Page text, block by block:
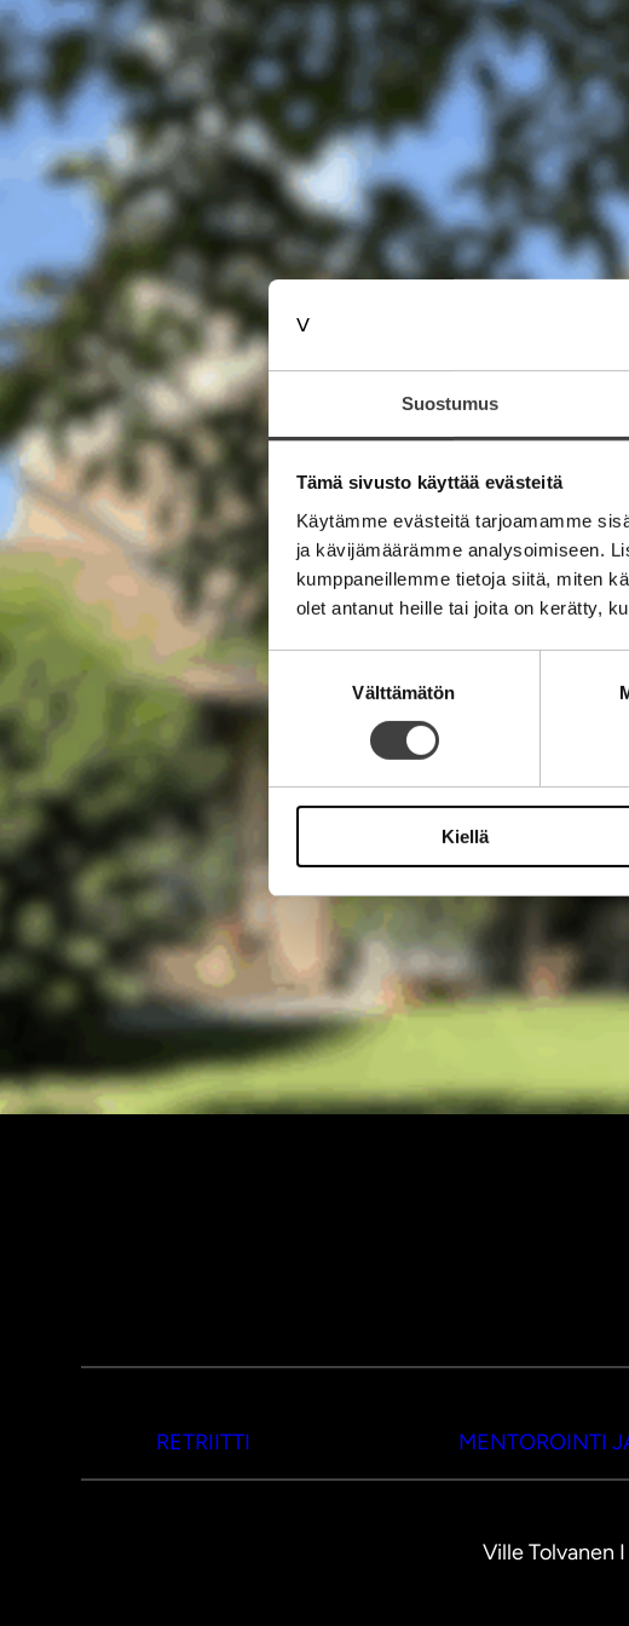
Suostumus
Tämä sivusto käyttää evästeitä
Käytämme evästeitä tarjoamamme
ja kävijämäärämme analysoimiseen.
kumppaneillemme tietoja siitä, miten
olet antanut heille tai joita on kerätty,
valinta
Välttämätön
Kiellä
RETRIITTI MENTOROINTI
Ville Tolvanen I